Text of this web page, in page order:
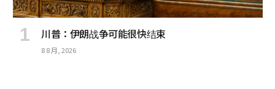
川普：伊朗战争可能很快结束
8 8 月, 2026